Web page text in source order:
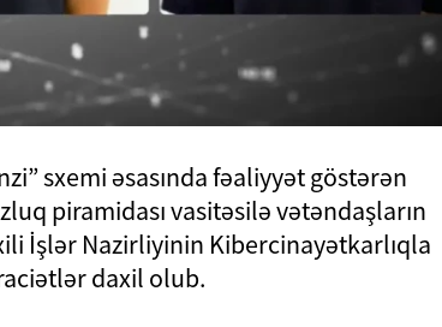
sxemi əsasında fəaliyyət göstərən
piramidası vasitəsilə vətəndaşların
İşlər Nazirliyinin Kibercinayətkarlıqla
daxil olub.